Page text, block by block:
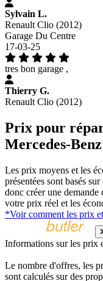
Sylvain L.
Renault Clio (2012)
Garage Du Centre
17-03-25
tres bon garage ,
Thierry G.
Renault Clio (2012)
Prix pour
Mercedes-Benz
Les prix moyens et les
présentées sont basés
donc créer une
votre prix réel et les
*Voir comment les prix
Informations sur les prix
Le nombre d'offres, les
sont calculés sur des